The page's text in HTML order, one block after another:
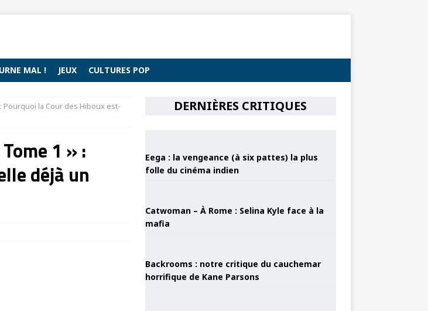
MAL ! JEUX CULTURES POP
Pourquoi la Cour des Hiboux est-
1 » :
déjà un
DERNIÈRES CRITIQUES
Eega : la vengeance (à six pattes) la plus
folle du cinéma indien
Catwoman – À Rome : Selina Kyle face à la
mafia
Backrooms : notre critique du cauchemar
horrifique de Kane Parsons